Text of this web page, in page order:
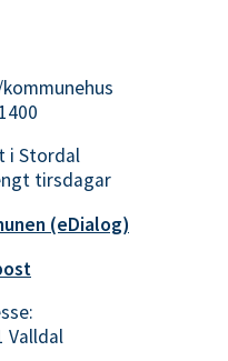
i Stordal
tirsdagar
(eDialog)
Valldal